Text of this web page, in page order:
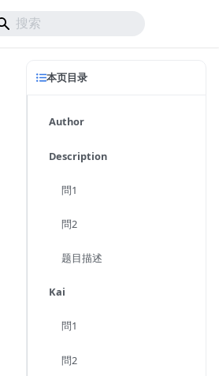
本页目录
Author
Description
問1
問2
题目描述
Kai
問1
問2